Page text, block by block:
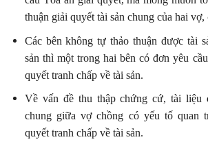
thuận giải quyết tài sản chung của hai vợ,
Các bên không tự thảo thuận được tài
sản thì một trong hai bên có đơn yêu
quyết tranh chấp về tài sản.
Về vấn đề thu thập chứng cứ, tài liệu
chung giữa vợ chồng có yếu tố quan
quyết tranh chấp về tài sản.